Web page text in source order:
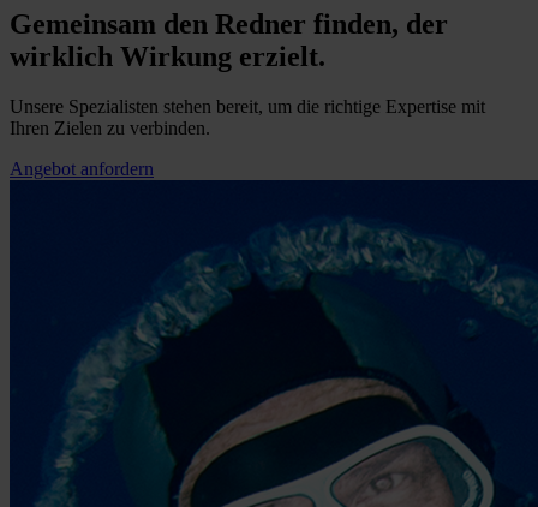
Gemeinsam den Redner finden, der
wirklich Wirkung erzielt.
Unsere Spezialisten stehen bereit, um die richtige Expertise mit
Ihren Zielen zu verbinden.
Angebot anfordern